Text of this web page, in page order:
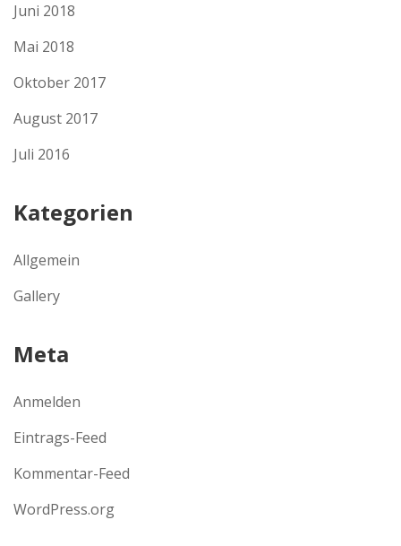
Juni 2018
Mai 2018
Oktober 2017
August 2017
Juli 2016
Kategorien
Allgemein
Gallery
Meta
Anmelden
Eintrags-Feed
Kommentar-Feed
WordPress.org